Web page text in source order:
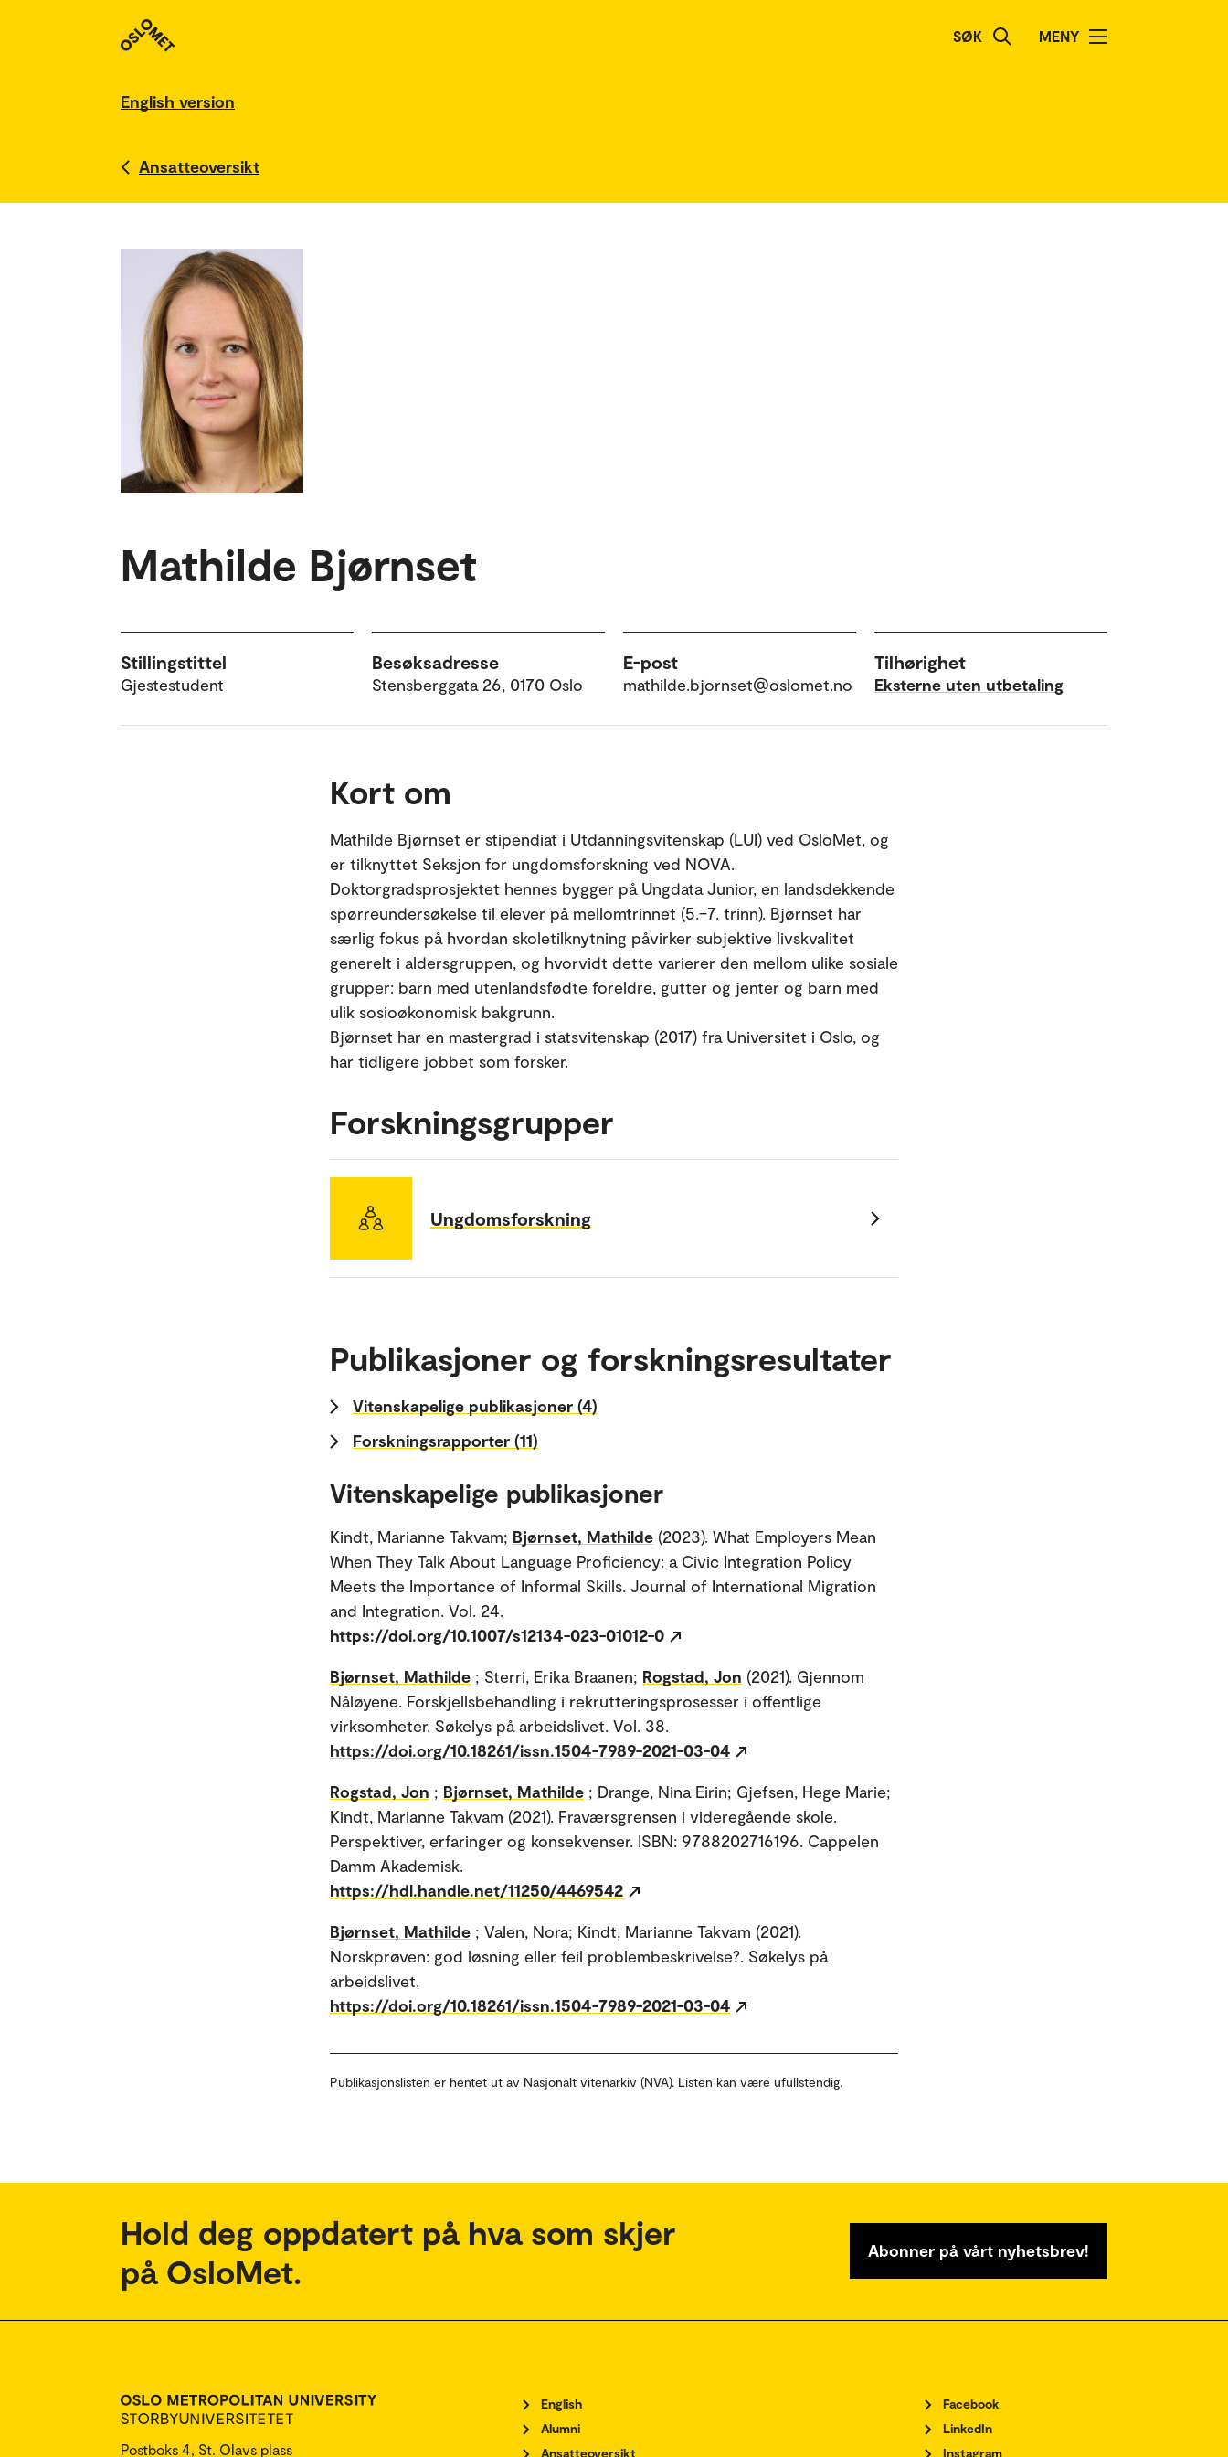
SØK MENY
English version
Ansatteoversikt
Mathilde Bjørnset
Stillingstittel
Gjestestudent
Besøksadresse
Stensberggata 26, 0170 Oslo
E-post
mathilde.bjornset@oslomet.no
Tilhørighet
Eksterne uten utbetaling
Kort om
Mathilde Bjørnset er stipendiat i Utdanningsvitenskap (LUI) ved OsloMet, og
er tilknyttet Seksjon for ungdomsforskning ved NOVA.
Doktorgradsprosjektet hennes bygger på Ungdata Junior, en landsdekkende
spørreundersøkelse til elever på mellomtrinnet (5.–7. trinn). Bjørnset har
særlig fokus på hvordan skoletilknytning påvirker subjektive livskvalitet
generelt i aldersgruppen, og hvorvidt dette varierer den mellom ulike sosiale
grupper: barn med utenlandsfødte foreldre, gutter og jenter og barn med
ulik sosioøkonomisk bakgrunn.
Bjørnset har en mastergrad i statsvitenskap (2017) fra Universitet i Oslo, og
har tidligere jobbet som forsker.
Forskningsgrupper
Ungdomsforskning
Publikasjoner og forskningsresultater
Vitenskapelige publikasjoner (4)
Forskningsrapporter (11)
Vitenskapelige publikasjoner
Kindt, Marianne Takvam; Bjørnset, Mathilde (2023). What Employers Mean
When They Talk About Language Proficiency: a Civic Integration Policy
Meets the Importance of Informal Skills. Journal of International Migration
and Integration. Vol. 24.
https://doi.org/10.1007/s12134-023-01012-0
Bjørnset, Mathilde ; Sterri, Erika Braanen; Rogstad, Jon (2021). Gjennom
Nåløyene. Forskjellsbehandling i rekrutteringsprosesser i offentlige
virksomheter. Søkelys på arbeidslivet. Vol. 38.
https://doi.org/10.18261/issn.1504-7989-2021-03-04
Rogstad, Jon ; Bjørnset, Mathilde ; Drange, Nina Eirin; Gjefsen, Hege Marie;
Kindt, Marianne Takvam (2021). Fraværsgrensen i videregående skole.
Perspektiver, erfaringer og konsekvenser. ISBN: 9788202716196. Cappelen
Damm Akademisk.
https://hdl.handle.net/11250/4469542
Bjørnset, Mathilde ; Valen, Nora; Kindt, Marianne Takvam (2021).
Norskprøven: god løsning eller feil problembeskrivelse?. Søkelys på
arbeidslivet.
https://doi.org/10.18261/issn.1504-7989-2021-03-04
Publikasjonslisten er hentet ut av Nasjonalt vitenarkiv (NVA). Listen kan være ufullstendig.
Hold deg oppdatert på hva som skjer
på OsloMet.
Abonner på vårt nyhetsbrev!
Postboks 4, St. Olavs plass
English
Alumni
Ansatteoversikt
Facebook
LinkedIn
Instagram